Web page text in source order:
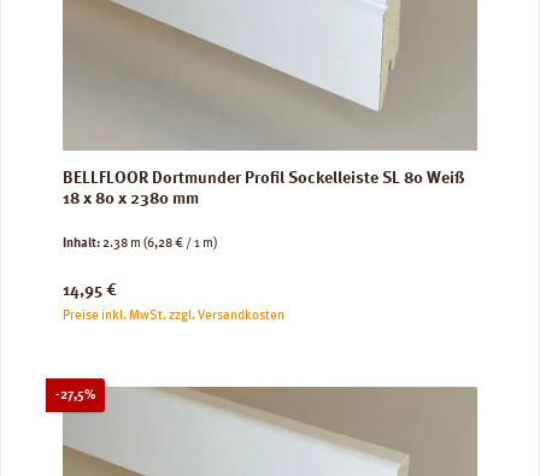
BELLFLOOR Dortmunder Profil Sockelleiste SL 80 Weiß
18 x 80 x 2380 mm
Inhalt:2.38 m (6,28 € / 1 m)
Regulärer Preis:
14,95 €
Preise inkl. MwSt. zzgl. Versandkosten
-27,5%Rabatt